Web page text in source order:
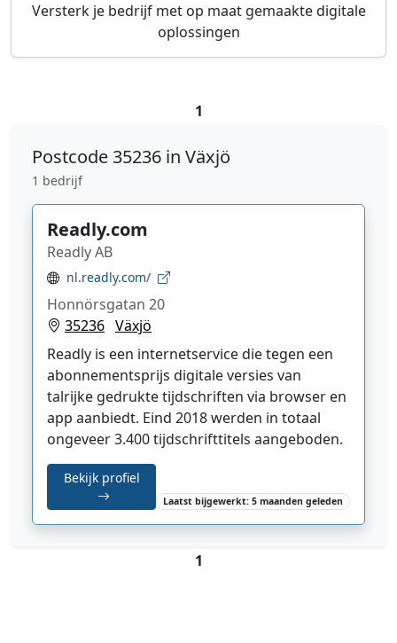
Versterk je bedrijf met op maat gemaakte digitale
oplossingen
1
Postcode 35236 in Växjö
1 bedrijf
Readly.com
Readly AB
nl.readly.com/
Honnörsgatan 20
35236 Växjö
Readly is een internetservice die tegen een
abonnementsprijs digitale versies van
talrijke gedrukte tijdschriften via browser en
app aanbiedt. Eind 2018 werden in totaal
ongeveer 3.400 tijdschrifttitels aangeboden.
Bekijk profiel
Laatst bijgewerkt: 5 maanden geleden
1